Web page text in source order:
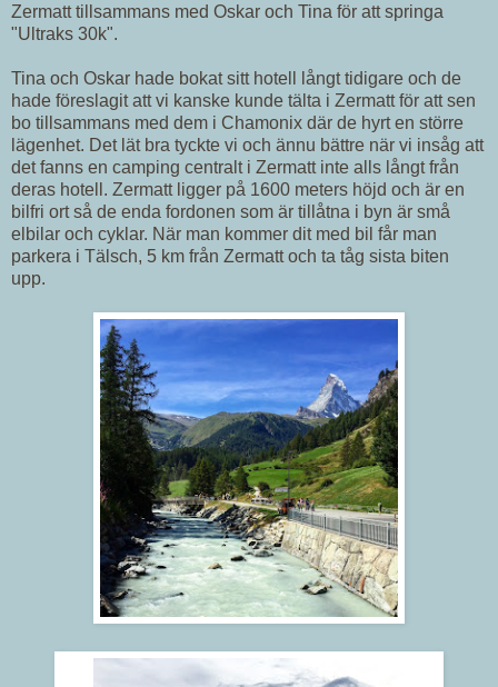
Zermatt tillsammans med Oskar och Tina för att springa
"Ultraks 30k".
Tina och Oskar hade bokat sitt hotell långt tidigare och de
hade föreslagit att vi kanske kunde tälta i Zermatt för att sen
bo tillsammans med dem i Chamonix där de hyrt en större
lägenhet. Det lät bra tyckte vi och ännu bättre när vi insåg att
det fanns en camping centralt i Zermatt inte alls långt från
deras hotell. Zermatt ligger på 1600 meters höjd och är en
bilfri ort så de enda fordonen som är tillåtna i byn är små
elbilar och cyklar. När man kommer dit med bil får man
parkera i Tälsch, 5 km från Zermatt och ta tåg sista biten
upp.